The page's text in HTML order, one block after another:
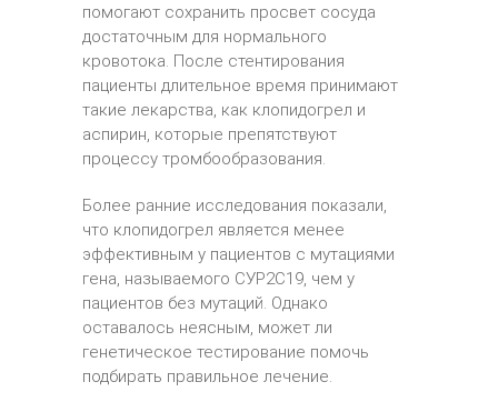
помогают сохранить просвет сосуда
достаточным для нормального
кровотока. После стентирования
пациенты длительное время принимают
такие лекарства, как клопидогрел и
аспирин, которые препятствуют
процессу тромбообразования.
Более ранние исследования показали,
что клопидогрел является менее
эффективным у пациентов с мутациями
гена, называемого СУР2С19, чем у
пациентов без мутаций. Однако
оставалось неясным, может ли
генетическое тестирование помочь
подбирать правильное лечение.